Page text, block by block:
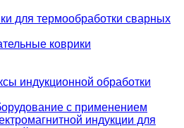
для термообработки сварных
коврики
индукционной обработки
с применением
индукции для